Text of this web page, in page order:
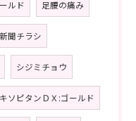
ルド 足腰の痛み
新聞チラシ
シジミチョウ
ソピタンＤＸ:ゴールド